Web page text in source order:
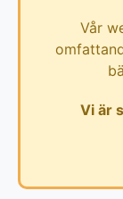
Vår
Vi är